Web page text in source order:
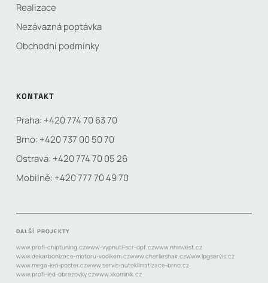
Realizace
Nezávazná poptávka
Obchodní podmínky
KONTAKT
Praha: +420 774 70 63 70
Brno: +420 737 00 50 70
Ostrava: +420 774 70 05 26
Mobilně: +420 777 70 49 70
DALŠÍ PROJEKTY
www.profi-chiptuning.czwww-vypnuti-scr-dpf.czwww.nhinvest.cz
www.dekarbonizace-motoru-vodikem.czwww.charlieshair.czwww.lpgservis.cz
www.mega-led-poster.czwww.servis-autoklimatizace-brno.cz
www.profi-led-obrazovky.czwww.xkominik.cz